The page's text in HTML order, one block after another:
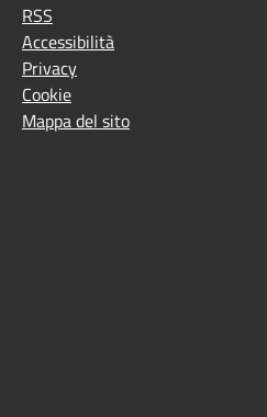
RSS
Accessibilità
Privacy
Cookie
Mappa del sito